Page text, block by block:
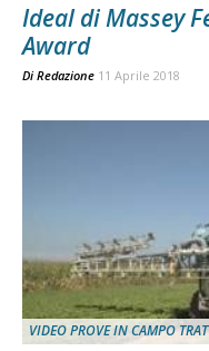
Ideal di Massey
Award
Di Redazione 11 Aprile 2018
VIDEO PROVE IN CAMPO